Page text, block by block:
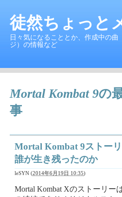
徒然ちょっと
日々気になることとか、作成中の曲
ジ）の情報など
Mortal Kombat 9の
事
Mortal Kombat 9ストー
誰が生き残ったのか
leSYN (2014年6月19日 10:35)
Mortal Kombat Xのストーリー